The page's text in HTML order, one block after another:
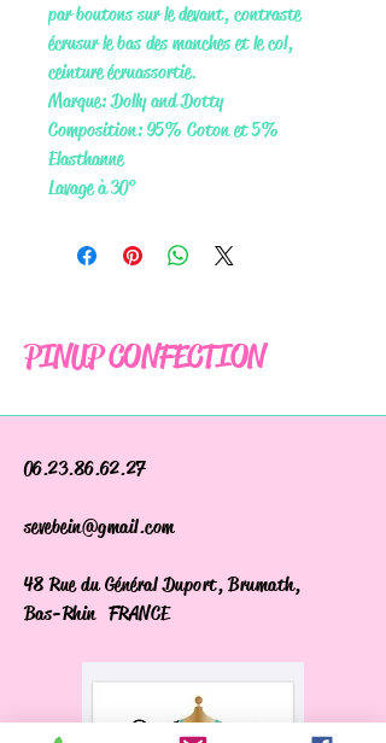
par boutons sur le devant, contraste
écru sur le bas des manches et le col,
ceinture écru assortie.
Marque: Dolly and Dotty
Composition: 95% Coton et 5%
Elasthanne
Lavage à 30°
PINUP CONFECTION
06.23.86.62.27
sevebein@gmail.com
48 Rue du Général Duport, Brumath,
Bas-Rhin FRANCE